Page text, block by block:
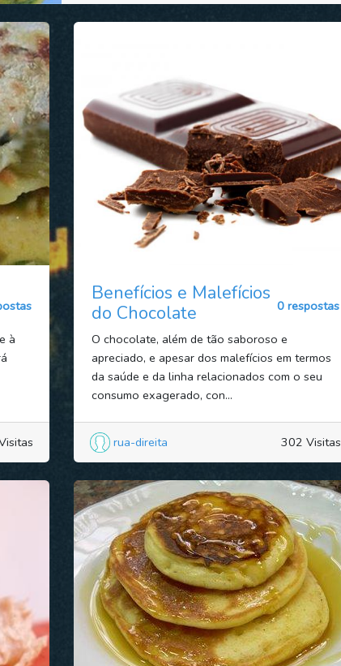
à
Benefícios e Malefícios
do Chocolate
0 respostas
O chocolate, além de tão saboroso e
apreciado, e apesar dos malefícios em termos
da saúde e da linha relacionados com o seu
consumo exagerado, con...
rua-direita 302 Visitas